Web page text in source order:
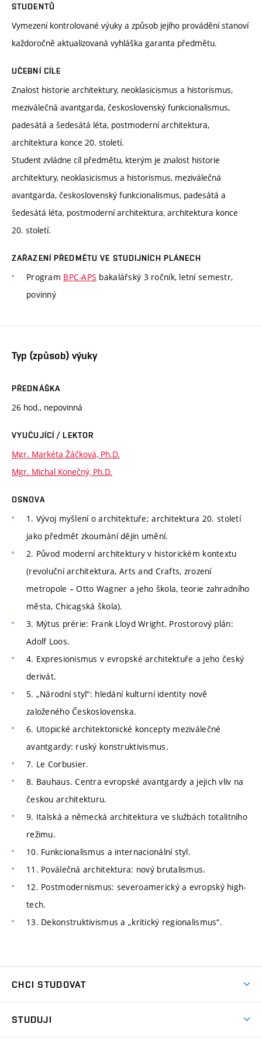
STUDENTŮ
Vymezení kontrolované výuky a způsob jejího provádění stanoví
každoročně aktualizovaná vyhláška garanta předmětu.
UČEBNÍ CÍLE
Znalost historie architektury, neoklasicismus a historismus,
meziválečná avantgarda, československý funkcionalismus,
padesátá a šedesátá léta, postmoderní architektura,
architektura konce 20. století.
Student zvládne cíl předmětu, kterým je znalost historie
architektury, neoklasicismus a historismus, meziválečná
avantgarda, československý funkcionalismus, padesátá a
šedesátá léta, postmoderní architektura, architektura konce
20. století.
ZAŘAZENÍ PŘEDMĚTU VE STUDIJNÍCH PLÁNECH
Program BPC-APS bakalářský 3 ročník, letní semestr,
povinný
Typ (způsob) výuky
PŘEDNÁŠKA
26 hod., nepovinná
VYUČUJÍCÍ / LEKTOR
Mgr. Markéta Žáčková, Ph.D.
Mgr. Michal Konečný, Ph.D.
OSNOVA
1. Vývoj myšlení o architektuře; architektura 20. století
jako předmět zkoumání dějin umění.
2. Původ moderní architektury v historickém kontextu
(revoluční architektura, Arts and Crafts, zrození
metropole – Otto Wagner a jeho škola, teorie zahradního
města, Chicagská škola).
3. Mýtus prérie: Frank Lloyd Wright. Prostorový plán:
Adolf Loos.
4. Expresionismus v evropské architektuře a jeho český
derivát.
5. „Národní styl“: hledání kulturní identity nově
založeného Československa.
6. Utopické architektonické koncepty meziválečné
avantgardy: ruský konstruktivismus.
7. Le Corbusier.
8. Bauhaus. Centra evropské avantgardy a jejich vliv na
českou architekturu.
9. Italská a německá architektura ve službách totalitního
režimu.
10. Funkcionalismus a internacionální styl.
11. Poválečná architektura: nový brutalismus.
12. Postmodernismus: severoamerický a evropský high-
tech.
13. Dekonstruktivismus a „kritický regionalismus“.
CHCI STUDOVAT
STUDUJI